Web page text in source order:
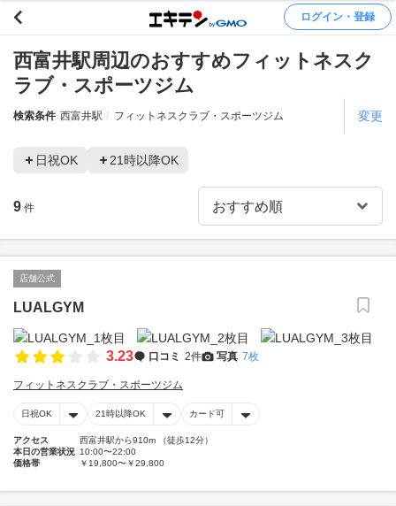
ログイン・登録
西富井駅周辺のおすすめフィットネスク
ラブ・スポーツジム
検索条件 西富井駅 フィットネスクラブ・スポーツジム 変更
日祝OK 21時以降OK
9 件
店舗公式
LUALGYM
3.23 口コミ 2件 写真 7枚
フィットネスクラブ・スポーツジム
日祝OK 21時以降OK カード可
アクセス
西富井駅から910m （徒歩12分）
本日の営業状況 10:00〜22:00
価格帯
￥19,800〜￥29,800